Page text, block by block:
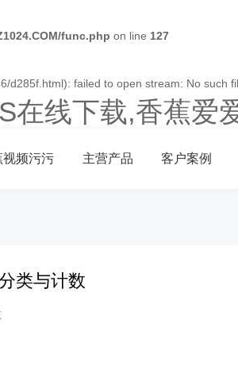
func.php on line 127
d285f.html): failed to open stream: No such
在线下载,香蕉爱
视频污污 主营产品 客户案例
类与计数